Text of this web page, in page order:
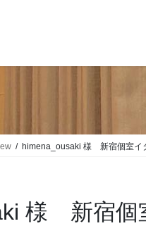
himena_ousaki 様 新宿個室イ
様 新宿個